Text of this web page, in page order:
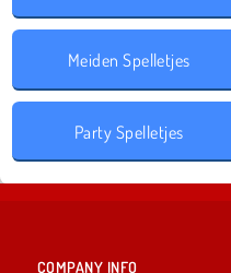
Meiden Spelletjes
Party Spelletjes
COMPANY INFO